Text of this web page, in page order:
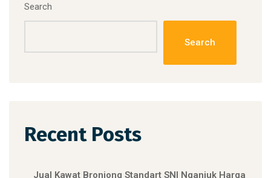
Search
Search
Recent Posts
Jual Kawat Bronjong Standart SNI Nganjuk Harga